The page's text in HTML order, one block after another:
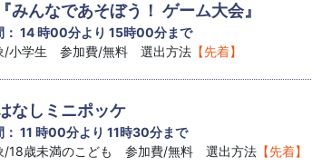
みんなであそぼう！ ゲーム大会』
： 14 時00分より 15時00分まで
/小学生 参加費/無料 選出方法 【先着】
なしミニポッケ
： 11 時00分より 11時30分まで
/18歳未満のこども 参加費/無料 選出方法 【先着】